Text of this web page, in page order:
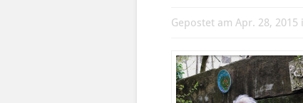
Gepostet am Apr. 28, 2015